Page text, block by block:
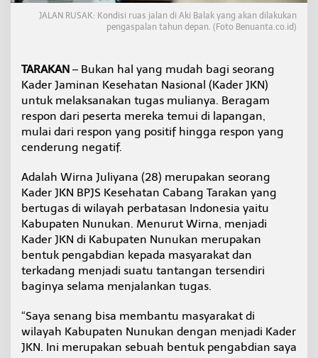
i
d
a
W
i
y
a
b
a
t
a
s
a
n
I
d
o
n
e
JALAN RUSAK: Kondisi ruas jalan di Aki Balak yang akan dilakukan
pengaspalan tahun depan. (Foto Benuanta.co.id)
TARAKAN – Bukan hal yang mudah bagi seorang
Kader Jaminan Kesehatan Nasional (Kader JKN)
untuk melaksanakan tugas mulianya. Beragam
respon dari peserta mereka temui di lapangan,
mulai dari respon yang positif hingga respon yang
cenderung negatif.
Adalah Wirna Juliyana (28) merupakan seorang
Kader JKN BPJS Kesehatan Cabang Tarakan yang
bertugas di wilayah perbatasan Indonesia yaitu
Kabupaten Nunukan. Menurut Wirna, menjadi
Kader JKN di Kabupaten Nunukan merupakan
bentuk pengabdian kepada masyarakat dan
terkadang menjadi suatu tantangan tersendiri
baginya selama menjalankan tugas.
“Saya senang bisa membantu masyarakat di
wilayah Kabupaten Nunukan dengan menjadi Kader
JKN. Ini merupakan sebuah bentuk pengabdian saya